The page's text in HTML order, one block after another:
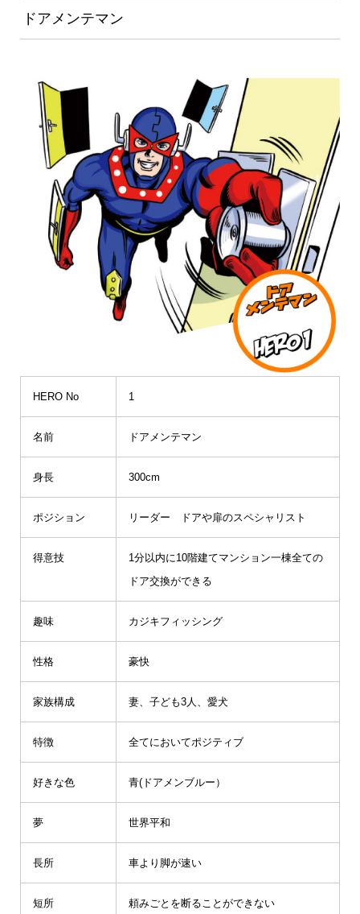
ドアメンテマン
HERO No 1
名前 ドアメンテマン
身長 300cm
ポジション リーダー ドアや扉のスペシャリスト
得意技
1分以内に10階建てマンション一棟全ての
ドア交換ができる
趣味 カジキフィッシング
性格 豪快
家族構成 妻、子ども3人、愛犬
特徴 全てにおいてポジティブ
好きな色 青(ドアメンブルー）
夢 世界平和
長所 車より脚が速い
短所 頼みごとを断ることができない